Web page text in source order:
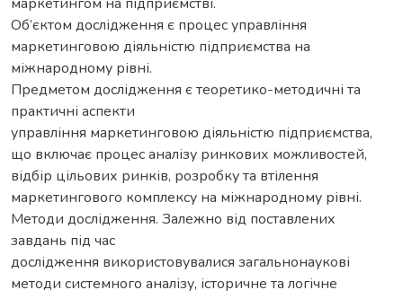
Об’єктом дослідження є процес управління
маркетинговою діяльністю підприємства на
міжнародному рівні.
Предметом дослідження є теоретико-методичні та
практичні аспекти
управління маркетинговою діяльністю підприємства,
що включає процес аналізу ринкових можливостей,
відбір цільових ринків, розробку та втілення
маркетингового комплексу на міжнародному рівні.
Методи дослідження. Залежно від поставлених
завдань під час
дослідження використовувалися загальнонаукові
методи системного аналізу, історичне та логічне